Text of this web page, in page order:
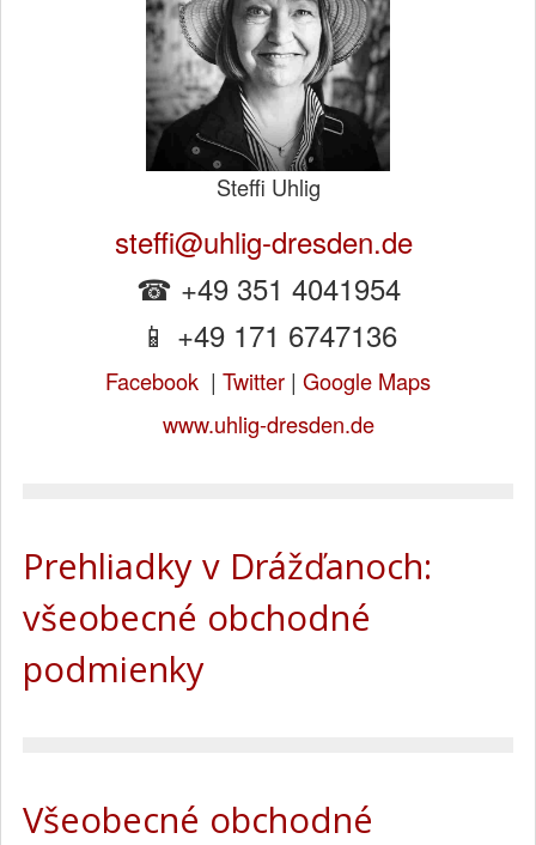
Steffi Uhlig
steffi@uhlig-dresden.de
☎ +49 351 4041954
📱 +49 171 6747136
Facebook | Twitter | Google Maps
www.uhlig-dresden.de
Prehliadky v Drážďanoch:
všeobecné obchodné
podmienky
Všeobecné obchodné